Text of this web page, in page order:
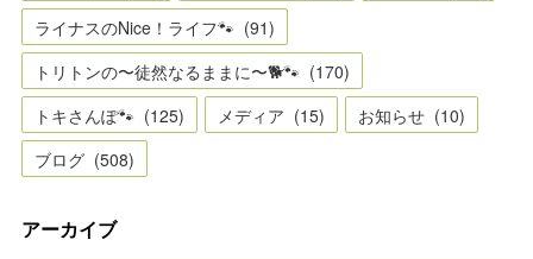
ライナスのNice！ライフ🐾 (91)
トリトンの〜徒然なるままに〜🐕🐾 (170)
トキさんぽ🐾 (125) メディア (15) お知らせ (10)
ブログ (508)
アーカイブ